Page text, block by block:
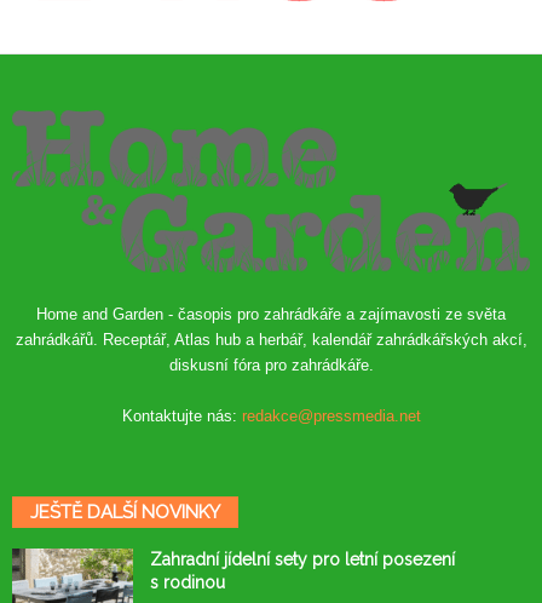
Home and Garden - časopis pro zahrádkáře a zajímavosti ze světa
zahrádkářů. Receptář, Atlas hub a herbář, kalendář zahrádkářských akcí,
diskusní fóra pro zahrádkáře.
Kontaktujte nás: redakce@pressmedia.net
JEŠTĚ DALŠÍ NOVINKY
Zahradní jídelní sety pro letní posezení
s rodinou